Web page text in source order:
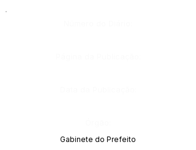
Gabinete do Prefeito